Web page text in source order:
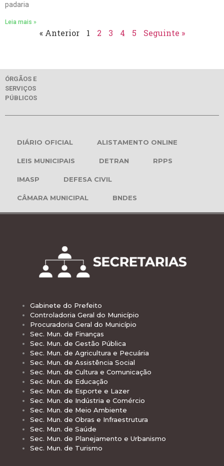
padaria
Leia mais »
« Anterior 1 2 3 4 5 Seguinte »
ÓRGÃOS E
SERVIÇOS
PÚBLICOS
DIÁRIO OFICIAL ALISTAMENTO ONLINE
LEIS MUNICIPAIS DETRAN RPPS
IMASP DEFESA CIVIL
CÂMARA MUNICIPAL BNDES
Gabinete do Prefeito
Controladoria Geral do Município
Procuradoria Geral do Município
Sec. Mun. de Finanças
Sec. Mun. de Gestão Pública
Sec. Mun. de Agricultura e Pecuária
Sec. Mun. de Assistência Social
Sec. Mun. de Cultura e Comunicação
Sec. Mun. de Educação
Sec. Mun. de Esporte e Lazer
Sec. Mun. de Indústria e Comércio
Sec. Mun. de Meio Ambiente
Sec. Mun. de Obras e Infraestrutura
Sec. Mun. de Saúde
Sec. Mun. de Planejamento e Urbanismo
Sec. Mun. de Turismo